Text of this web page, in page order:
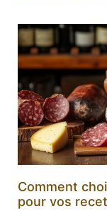
Comment
pour vos